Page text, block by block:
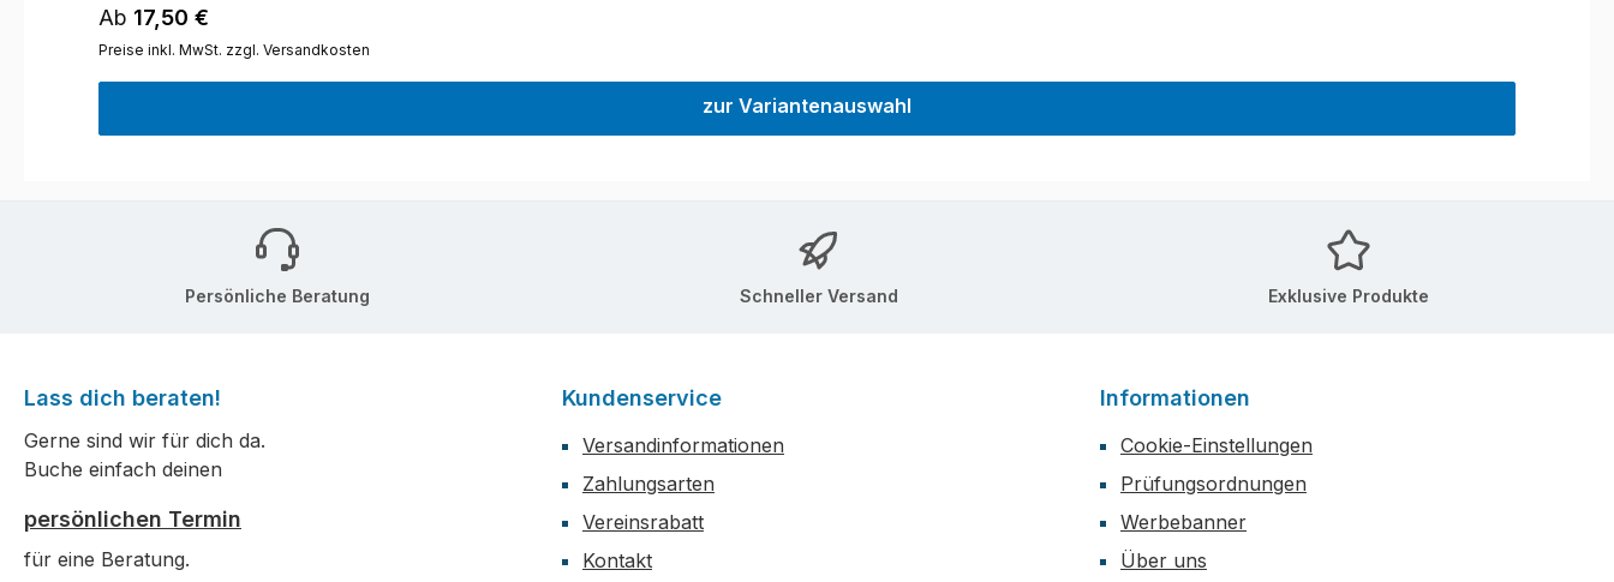
besonders robust.
Regulärer Preis:
Ab 17,50 €
Preise inkl. MwSt. zzgl. Versandkosten
zur Variantenauswahl
Persönliche Beratung Schneller Versand Exklusive Produkte
Lass dich beraten!
Gerne sind wir für dich da.
Buche einfach deinen
persönlichen Termin
für eine Beratung.
Kundenservice
Versandinformationen
Zahlungsarten
Vereinsrabatt
Kontakt
Informationen
Cookie-Einstellungen
Prüfungsordnungen
Werbebanner
Über uns